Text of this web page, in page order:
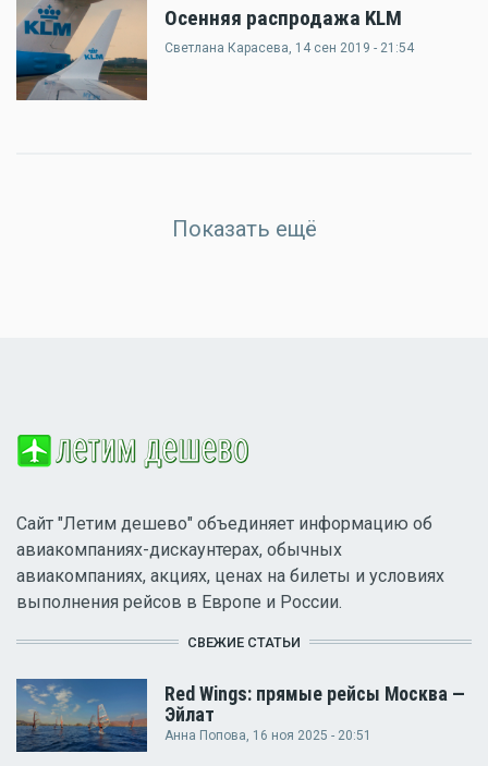
Осенняя распродажа KLM
Светлана Карасева, 14 сен 2019 - 21:54
Показать ещё
Сайт "Летим дешево" объединяет информацию об
авиакомпаниях-дискаунтерах, обычных
авиакомпаниях, акциях, ценах на билеты и условиях
выполнения рейсов в Европе и России.
СВЕЖИЕ СТАТЬИ
Red Wings: прямые рейсы Москва —
Эйлат
Анна Попова , 16 ноя 2025 - 20:51